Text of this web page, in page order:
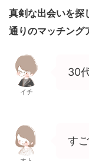
真剣な出会いを探
通りのマッチング
イチ
30
す